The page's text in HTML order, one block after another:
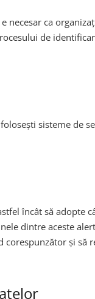
necesar ca
de
sisteme de
încât să
dintre aceste
și